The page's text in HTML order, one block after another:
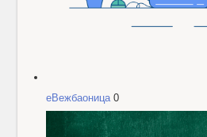
еВежбаоница0